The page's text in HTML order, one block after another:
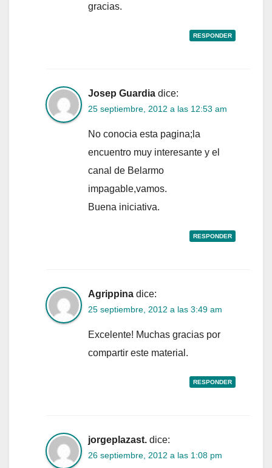
gracias.
RESPONDER
Josep Guardia dice:
25 septiembre, 2012 a las 12:53 am
No conocia esta pagina;la
encuentro muy interesante y el
canal de Belarmo
impagable,vamos.
Buena iniciativa.
RESPONDER
Agrippina dice:
25 septiembre, 2012 a las 3:49 am
Excelente! Muchas gracias por
compartir este material.
RESPONDER
jorgeplazast. dice:
26 septiembre, 2012 a las 1:08 pm